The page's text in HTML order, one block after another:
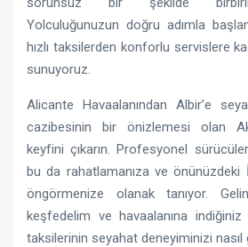
Yolculuğunuzun doğru adımla
hızlı taksilerden konforlu servislere
sunuyoruz.
Alicante Havaalanından Albir’e
cazibesinin bir önizlemesi olan
keyfini çıkarın. Profesyonel
bu da rahatlamanıza ve önünüzdeki
öngörmenize olanak tanıyor.
keşfedelim ve havaalanına
taksilerinin seyahat deneyiminizi